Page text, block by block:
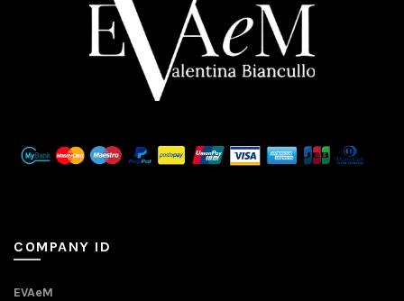
COMPANY ID
EVAeM